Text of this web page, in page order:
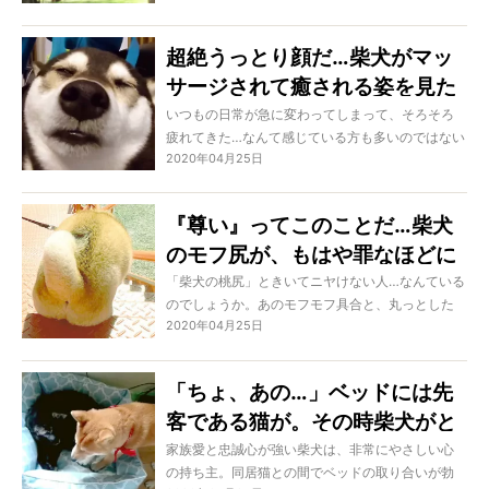
私たちが自信をもってオススメするのは、Wholeの
「Go Out Sling」。大人気商品を、ついに柴犬ライ
フストアでお取り扱いスタートです！
超絶うっとり顔だ…柴犬がマッ
サージされて癒される姿を見た
ら、自分も癒しのご褒美タイム
になった【動画】
いつもの日常が急に変わってしまって、そろそろ
疲れてきた…なんて感じている方も多いのではない
でしょうか。そんな殺伐とした日々に、まるで
て、心に癒しを与えてもらっちゃいましょう！
2020年04月25日
『尊い』ってこのことだ…柴犬
のモフ尻が、もはや罪なほどに
しっかりモフモフでけしから
ん！ありがとう♡
「柴犬の桃尻」ときいてニヤけない人…なんている
のでしょうか。あのモフモフ具合と、丸っとした
桃のようなフォルム。
回は特集。あなたは段々、モフりたくなーる…！
2020年04月25日
「ちょ、あの…」ベッドには先
客である猫が。その時柴犬がと
った行動が、平和的だし優しい
し感動したよ！【動画】
家族愛と忠誠心が強い柴犬は、非常にやさしい心
の持ち主。同居猫との間でベッドの取り合いが勃